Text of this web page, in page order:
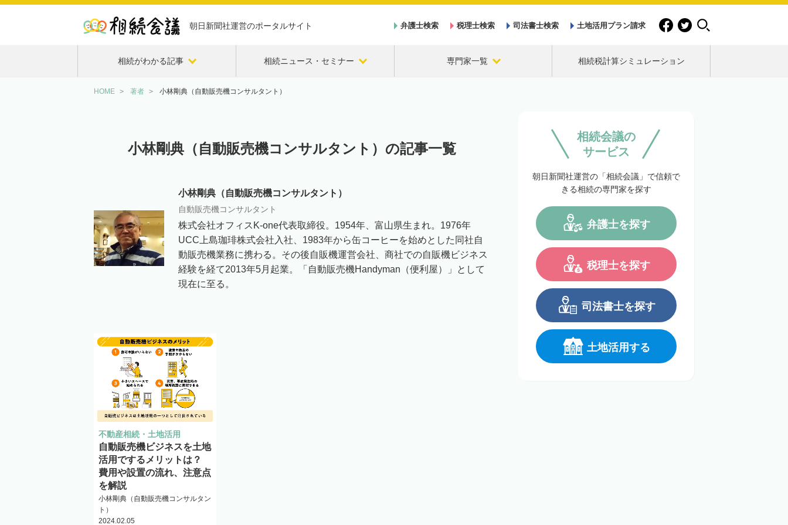
朝日新聞社運営のポータルサイト 弁護士検索 税理士検索 司法書士検索 土地活用プラン請求
相続がわかる記事 相続ニュース・セミナー 専門家一覧 相続税計算シミュレーション
HOME 著者 小林剛典（自動販売機コンサルタント）
小林剛典（自動販売機コンサルタント）の記事一覧
小林剛典（自動販売機コンサルタント）
自動販売機コンサルタント
株式会社オフィスK-one代表取締役。1954年、富山県生まれ。1976年
UCC上島珈琲株式会社入社、1983年から缶コーヒーを始めとした同社自
動販売機業務に携わる。その後自販機運営会社、商社での自販機ビジネス
経験を経て2013年5月起業。「自動販売機Handyman（便利屋）」として
現在に至る。
不動産相続・土地活用
自動販売機ビジネスを土地
活用でするメリットは？
費用や設置の流れ、注意点
を解説
小林剛典（自動販売機コンサルタン
ト）
2024.02.05
相続会議の
サービス
朝日新聞社運営の「相続会議」で信頼で
きる相続の専門家を探す
弁護士を探す
税理士を探す
司法書士を探す
土地活用する